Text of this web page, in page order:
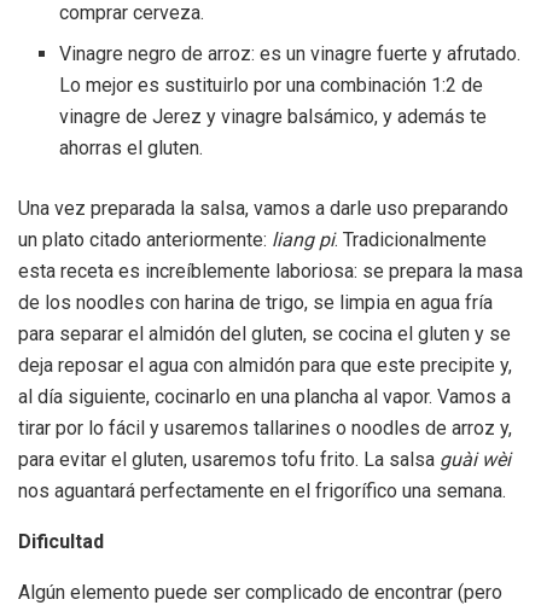
comprar cerveza.
Vinagre negro de arroz: es un vinagre fuerte y afrutado.
Lo mejor es sustituirlo por una combinación 1:2 de
vinagre de Jerez y vinagre balsámico, y además te
ahorras el gluten.
Una vez preparada la salsa, vamos a darle uso preparando
un plato citado anteriormente: liang pi. Tradicionalmente
esta receta es increíblemente laboriosa: se prepara la masa
de los noodles con harina de trigo, se limpia en agua fría
para separar el almidón del gluten, se cocina el gluten y se
deja reposar el agua con almidón para que este precipite y,
al día siguiente, cocinarlo en una plancha al vapor. Vamos a
tirar por lo fácil y usaremos tallarines o noodles de arroz y,
para evitar el gluten, usaremos tofu frito. La salsa guài wèi
nos aguantará perfectamente en el frigorífico una semana.
Dificultad
Algún elemento puede ser complicado de encontrar (pero